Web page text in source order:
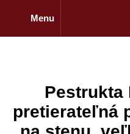
Menu
Pestrukta
pretierateľná